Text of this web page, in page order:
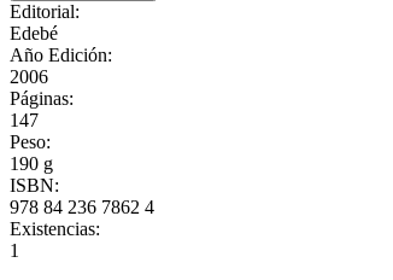
Editorial:
Edebé
Año Edición:
2006
Páginas:
147
Peso:
190 g
ISBN:
978 84 236 7862 4
Existencias:
1